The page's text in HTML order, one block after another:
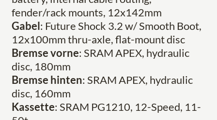
fender/rack mounts, 12x142mm
Gabel: Future Shock 3.2 w/ Smooth Boot,
12x100mm thru-axle, flat-mount disc
Bremse vorne: SRAM APEX, hydraulic
disc, 180mm
Bremse hinten: SRAM APEX, hydraulic
disc, 160mm
Kassette: SRAM PG1210, 12-Speed, 11-